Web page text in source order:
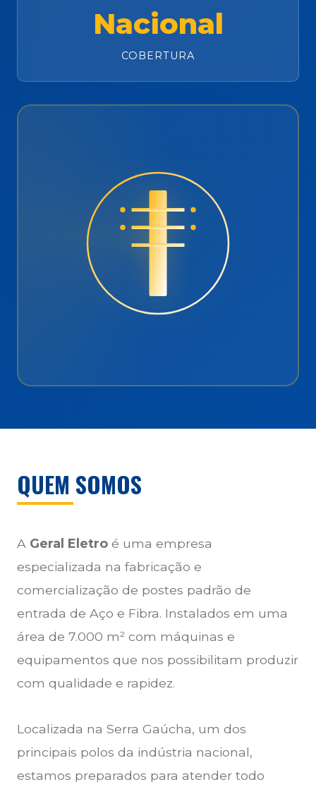
Nacional
COBERTURA
QUEM SOMOS
A Geral Eletro é uma empresa
especializada na fabricação e
comercialização de postes padrão de
entrada de Aço e Fibra. Instalados em uma
área de 7.000 m² com máquinas e
equipamentos que nos possibilitam produzir
com qualidade e rapidez.
Localizada na Serra Gaúcha, um dos
principais polos da indústria nacional,
estamos preparados para atender todo